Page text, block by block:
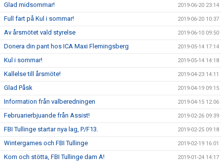
Glad midsommar! 2019-06-20 23:14
Full fart på Kul i sommar! 2019-06-20 10:37
Av årsmötet vald styrelse 2019-06-10 09:50
Donera din pant hos ICA Maxi Flemingsberg 2019-05-14 17:14
Kul i sommar! 2019-05-14 14:18
Kallelse till årsmöte! 2019-04-23 14:11
Glad Påsk 2019-04-19 09:15
Information från valberedningen 2019-04-15 12:06
Februarierbjuande från Assist! 2019-02-26 09:39
FBI Tullinge startar nya lag, P/F13. 2019-02-25 09:18
Wintergames och FBI Tullinge 2019-02-19 16:01
Kom och stötta, FBI Tullinge dam A! 2019-01-24 14:17